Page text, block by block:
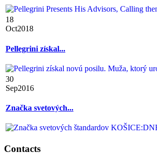
18
Oct2018
Pellegrini získal...
30
Sep2016
Značka svetových...
Contacts